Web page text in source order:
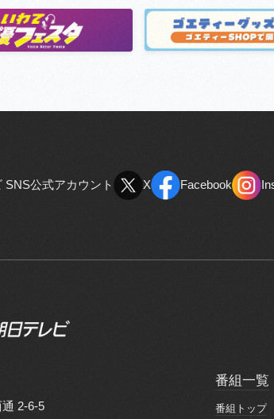
SNS公式アカウント
X
Facebook
2-6-5
番組一覧
番組一覧
番組トップ